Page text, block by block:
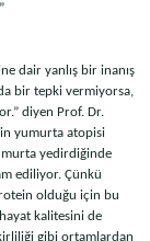
dair yanlış bir inanış
bir tepki vermiyorsa,
diyen Prof. Dr.
yumurta atopisi
yedirdiğinde
ediliyor. Çünkü
olduğu için bu
kalitesini de
gibi ortamlardan